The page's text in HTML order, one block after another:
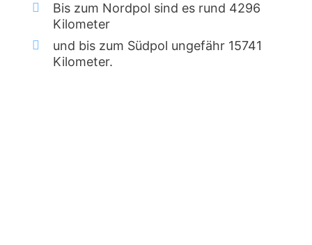
Bis zum Nordpol sind es rund 4296
Kilometer
und bis zum Südpol ungefähr 15741
Kilometer.